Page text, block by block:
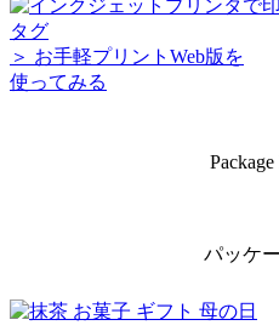
＞ お手軽プリントWeb版を
使ってみる
パッケ